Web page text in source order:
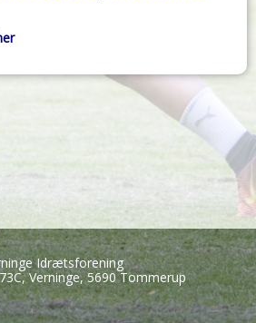
Idrætsforening
Verninge, 5690 Tommerup